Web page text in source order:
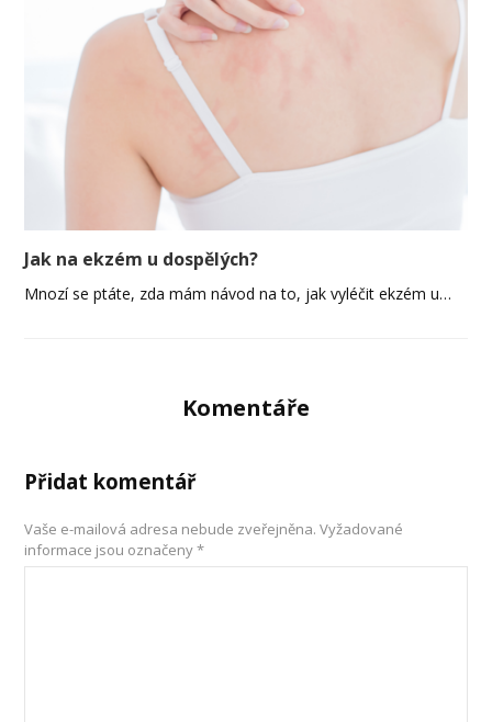
Jak na ekzém u dospělých?
Mnozí se ptáte, zda mám návod na to, jak vyléčit ekzém u…
Komentáře
Přidat komentář
Vaše e-mailová adresa nebude zveřejněna. Vyžadované
informace jsou označeny*